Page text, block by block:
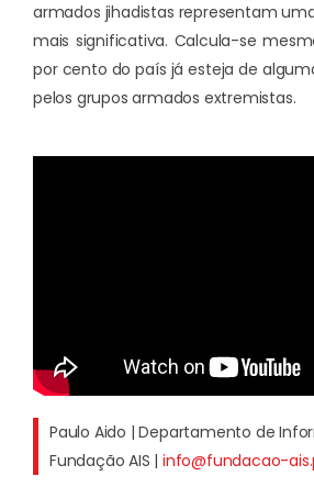
armados jihadistas representam
mais significativa. Calcula-se
por cento do país já esteja de
pelos grupos armados extremistas.
Paulo Aido | Departamento de
Fundação AIS |info@fundacao-